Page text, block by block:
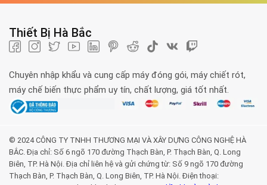
Thiết Bị Hà Bắc
Chuyên nhập khẩu và cung cấp máy đóng gói, máy chiết rót,
máy chế biến thực phẩm uy tín, chất lượng, giá tốt nhất.
© 2024 CÔNG TY TNHH THƯƠNG MẠI VÀ XÂY DỰNG CÔNG NGHỆ HÀ
BẮC. Địa chỉ: Số 6 ngõ 170 đường Thạch Bàn, P. Thạch Bàn, Q. Long
Biên, TP. Hà Nội. Địa chỉ liên hệ và gửi chứng từ: Số 9 ngõ 170 đường
Thạch Bàn, P. Thạch Bàn, Q. Long Biên, TP. Hà Nội. Điện thoại: